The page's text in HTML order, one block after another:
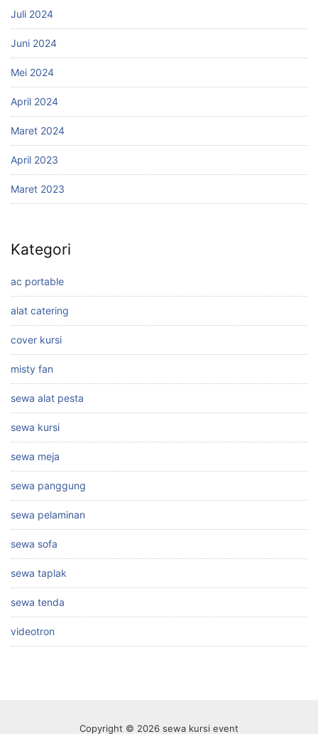
Juli 2024
Juni 2024
Mei 2024
April 2024
Maret 2024
April 2023
Maret 2023
Kategori
ac portable
alat catering
cover kursi
misty fan
sewa alat pesta
sewa kursi
sewa meja
sewa panggung
sewa pelaminan
sewa sofa
sewa taplak
sewa tenda
videotron
Copyright © 2026 sewa kursi event